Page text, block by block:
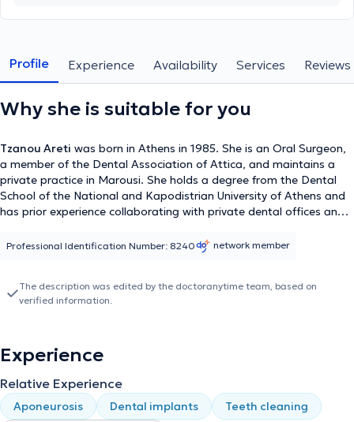
Profile Experience Availability Services Reviews
Why she is suitable for you
Tzanou Areti was born in Athens in 1985. She is an Oral Surgeon,
a member of the Dental Association of Attica, and maintains a
private practice in Marousi. She holds a degree from the Dental
School of the National and Kapodistrian University of Athens and
has prior experience collaborating with private dental offices and
practice tailored to the individual needs of her patients, including
treatments (root canal therapy). She also accepts emergency
cases by appointment via telephone contact.
Professional Identification Number: 8240 network member
The description was edited by the doctoranytime team, based on
verified information.
Experience
Relative Experience
Aponeurosis Dental implants
Teeth cleaning